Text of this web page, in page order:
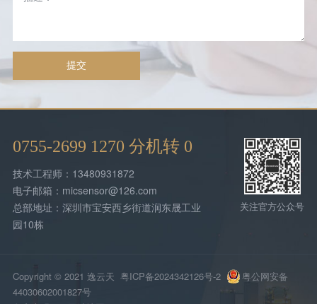
提交
0755-2699 1270 分机转 0
技术工程师：13480931872
电子邮箱：micsensor@126.com
总部地址：深圳市宝安西乡街道润东晟工业
园10栋
关注官方公众号
Copyright © 2021 逸云天 粤ICP备2024342126号-2
粤公网安备
44030602001827号